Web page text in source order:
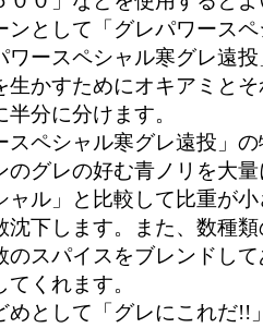
として「グレパワース
ワースペシャル寒グレ遠
生かすためにオキアミと
分に分けます。
ペシャル寒グレ遠投」
のグレの好む青ノリを大
ャル」と比較して比重が
沈下します。また、数種
のスパイスをブレンドし
くれます。
として「グレにこれだ!!